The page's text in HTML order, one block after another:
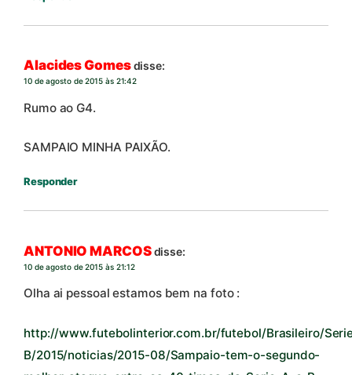
Alacides Gomesdisse:
10 de agosto de 2015 às 21:42
Rumo ao G4.
SAMPAIO MINHA PAIXÃO.
Responder
ANTONIO MARCOSdisse:
10 de agosto de 2015 às 21:12
Olha ai pessoal estamos bem na foto :
http://www.futebolinterior.com.br/futebol/Brasileiro/
B/2015/noticias/2015-08/Sampaio-tem-o-segundo-